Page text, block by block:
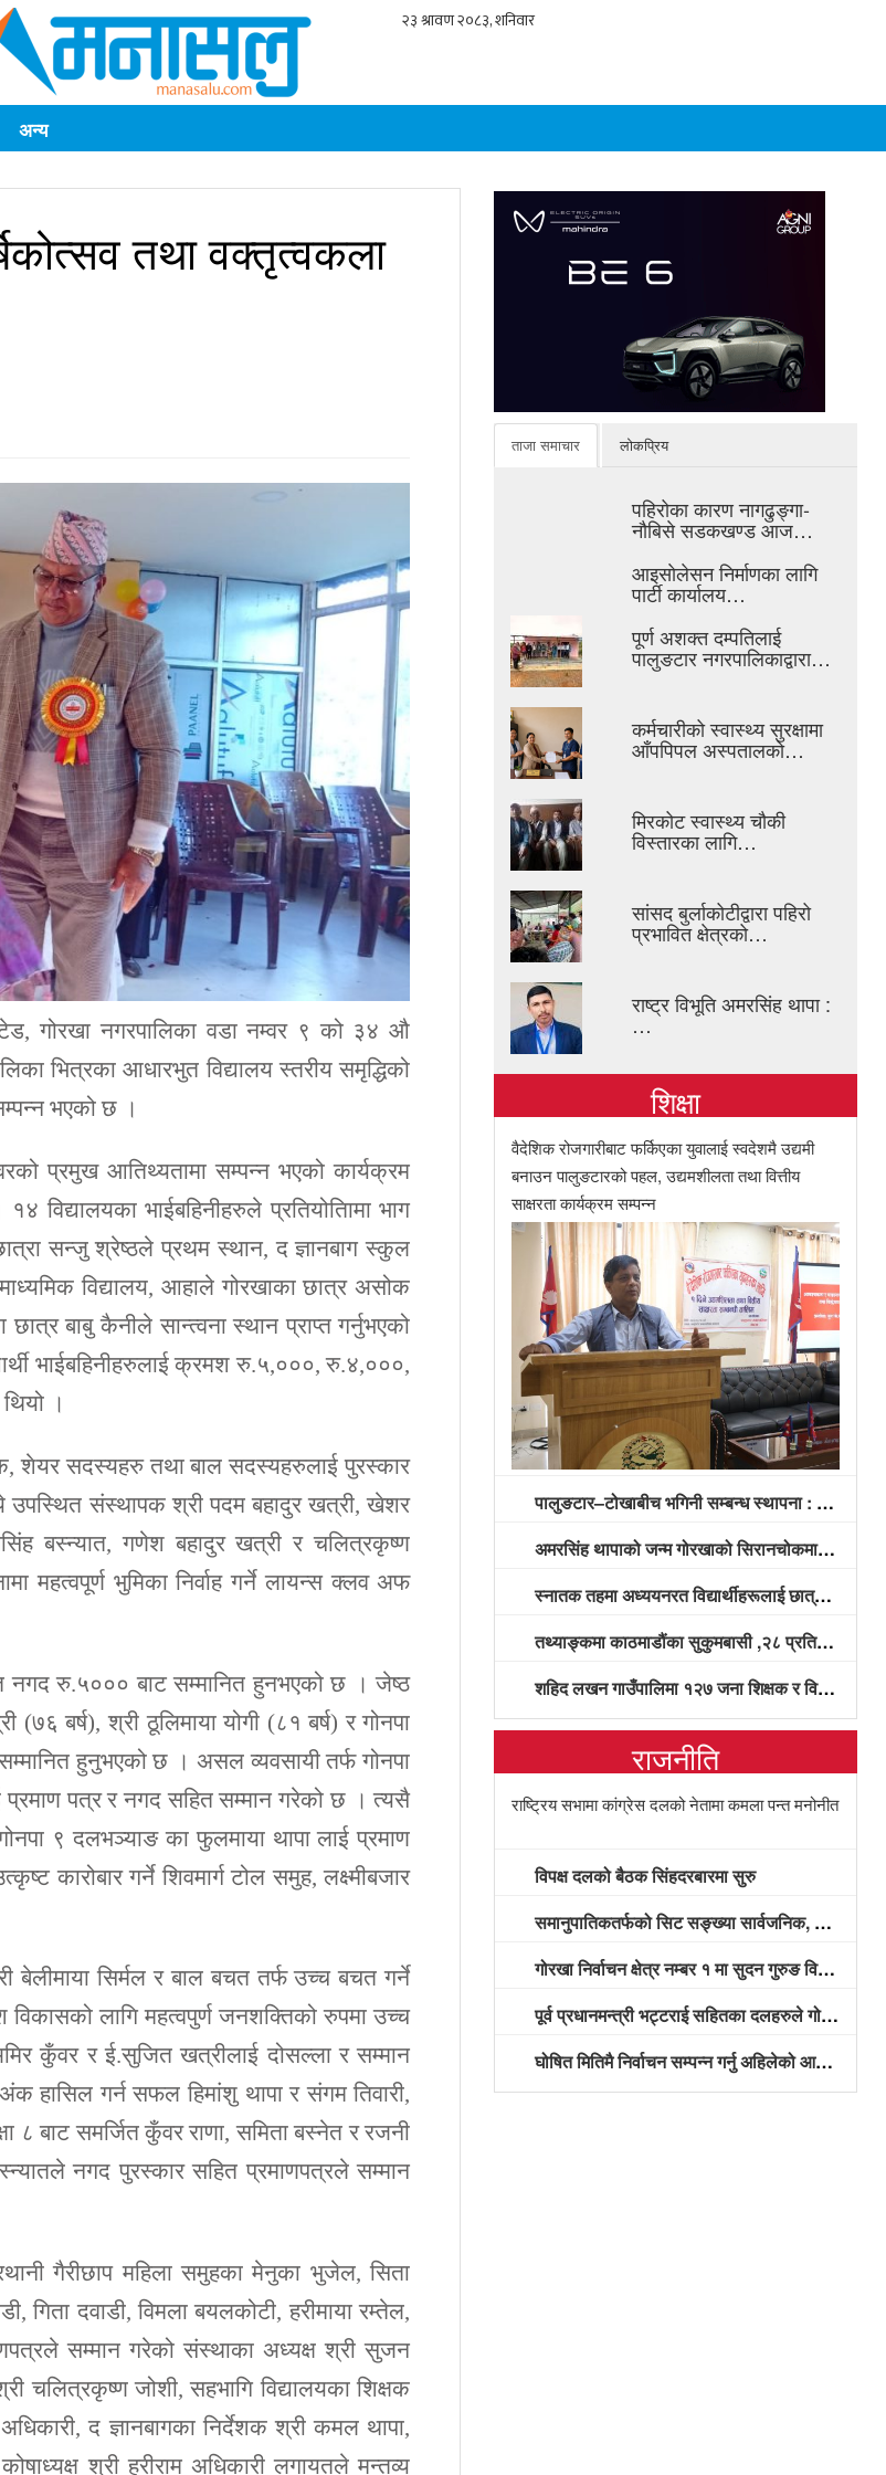
अन्य
तथा वक्तृत्वकला
गोरखा नगरपालिका वडा नम्वर ९ को ३४ औ
भित्रका आधारभुत विद्यालय स्तरीय समृद्धिको
भएको छ ।
प्रमुख आतिथ्यतामा सम्पन्न भएको कार्यक्रम
भाईबहिनीहरुले प्रतियोतिामा भाग
सन्जु श्रेष्ठले प्रथम स्थान, द ज्ञानबाग स्कुल
विद्यालय, आहाले गोरखाका छात्र असोक
बाबु कैनीले सान्त्वना स्थान प्राप्त गर्नुभएको
भाईबहिनीहरुलाई क्रमश रु.५,०००, रु.४,०००,
।
शेयर सदस्यहरु तथा बाल सदस्यहरुलाई पुरस्कार
संस्थापक श्री पदम बहादुर खत्री, खेशर
बस्न्यात, गणेश बहादुर खत्री र चलित्रकृष्ण
महत्वपूर्ण भुमिका निर्वाह गर्ने लायन्स क्लव अफ
नगद रु.५००० बाट सम्मानित हुनभएको छ । जेष्ठ
बर्ष), श्री ठूलिमाया योगी (८१ बर्ष) र गोनपा
हुनुभएको छ । असल व्यवसायी तर्फ गोनपा
प्रमाण पत्र र नगद सहित सम्मान गरेको छ । त्यसै
९ दलभञ्याङ का फुलमाया थापा लाई प्रमाण
कारोबार गर्ने शिवमार्ग टोल समुह, लक्ष्मीबजार
सिर्मल र बाल बचत तर्फ उच्च बचत गर्ने
लागि महत्वपुर्ण जनशक्तिको रुपमा उच्च
कुँवर र ई.सुजित खत्रीलाई दोसल्ला र सम्मान
हासिल गर्न सफल हिमांशु थापा र संगम तिवारी,
८ बाट समर्जित कुँवर राणा, समिता बस्नेत र रजनी
नगद पुरस्कार सहित प्रमाणपत्रले सम्मान
गैरीछाप महिला समुहका मेनुका भुजेल, सिता
गिता दवाडी, विमला बयलकोटी, हरीमाया रम्तेल,
सम्मान गरेको संस्थाका अध्यक्ष श्री सुजन
चलित्रकृष्ण जोशी, सहभागि विद्यालयका शिक्षक
द ज्ञानबागका निर्देशक श्री कमल थापा,
श्री हरीराम अधिकारी लगायतले मन्तव्य
ताजा समाचार लोकप्रिय
पहिरोका कारण नागढुङ्गा-
नौबिसे सडकखण्ड आज…
आइसाेलेसन निर्माणका लागि
पार्टी कार्यालय…
पूर्ण अशक्त दम्पतिलाई
पालुङटार नगरपालिकाद्वारा…
कर्मचारीको स्वास्थ्य सुरक्षामा
आँपपिपल अस्पतालको…
मिरकोट स्वास्थ्य चौकी
विस्तारका लागि…
सांसद बुर्लाकोटीद्वारा पहिरो
प्रभावित क्षेत्रको…
राष्ट्र विभूति अमरसिंह थापा :
…
शिक्षा
वैदेशिक रोजगारीबाट फर्किएका युवालाई स्वदेशमै उद्यमी
बनाउन पालुङटारको पहल, उद्यमशीलता तथा वित्तीय
साक्षरता कार्यक्रम सम्पन्न
पालुङटार–टोखाबीच भगिनी सम्बन्ध स्थापना : पर्यटन, कृषि, बजार प्रवद्र्धन र विकास साझेदारीमा सहकार्य गर्ने सहमति
अमरसिंह थापाको जन्म गोरखाको सिरानचोकमा भएको इतिहासविद्हरूको दाबी
स्नातक तहमा अध्ययनरत विद्यार्थीहरूलाई छात्रवृत्ति वितरण
तथ्याङ्कमा काठमाडौंका सुकुमबासी ,२८ प्रतिशत महिला मातृ स्वास्थ्य सेवाको पूर्ण चक्रबाट वञ्चित
शहिद लखन गाउँपालिमा १२७ जना शिक्षक र विद्यार्थी पुरस्कृत
राजनीति
राष्ट्रिय सभामा कांग्रेस दलको नेतामा कमला पन्त मनोनीत
विपक्ष दलको बैठक सिंहदरबारमा सुरु
समानुपातिकतर्फको सिट सङ्ख्या सार्वजनिक, कुन दलले कति सिट पाए? (सूचीसहित)
गोरखा निर्वाचन क्षेत्र नम्बर १ मा सुदन गुरुङ विजयी
पूर्व प्रधानमन्त्री भट्टराई सहितका दलहरुले गोरखामा उम्मेदवारी दर्ता गराए
घोषित मितिमै निर्वाचन सम्पन्न गर्नु अहिलेको आवश्यकता भएको नेकपा नेता श्रेष्ठको भनाइ